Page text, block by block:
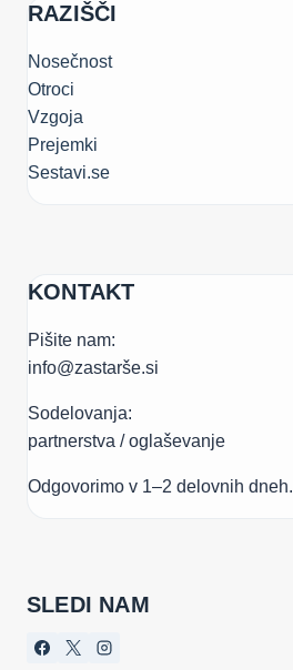
RAZIŠČI
Nosečnost
Otroci
Vzgoja
Prejemki
Sestavi.se
KONTAKT
Pišite nam:
info@zastarše.si
Sodelovanja:
partnerstva / oglaševanje
Odgovorimo v 1–2 delovnih dneh.
SLEDI NAM